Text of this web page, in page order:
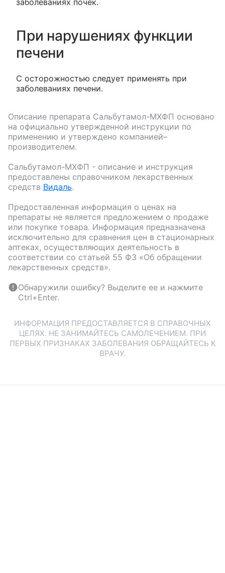
заболеваниях почек.
При нарушениях функции
печени
С осторожностью следует применять при
заболеваниях печени.
Описание препарата Сальбутамол-МХФП основано
на официально утвержденной инструкции по
применению и утверждено компанией–
производителем.
Сальбутамол-МХФП - описание и инструкция
предоставлены справочником лекарственных
средств Видаль.
Предоставленная информация о ценах на
препараты не является предложением о продаже
или покупке товара. Информация предназначена
исключительно для сравнения цен в стационарных
аптеках, осуществляющих деятельность в
соответствии со статьей 55 ФЗ «Об обращении
лекарственных средств».
Обнаружили ошибку? Выделите ее и нажмите
Ctrl+Enter.
ИНФОРМАЦИЯ ПРЕДОСТАВЛЯЕТСЯ В СПРАВОЧНЫХ
ЦЕЛЯХ. НЕ ЗАНИМАЙТЕСЬ САМОЛЕЧЕНИЕМ. ПРИ
ПЕРВЫХ ПРИЗНАКАХ ЗАБОЛЕВАНИЯ ОБРАЩАЙТЕСЬ К
ВРАЧУ.